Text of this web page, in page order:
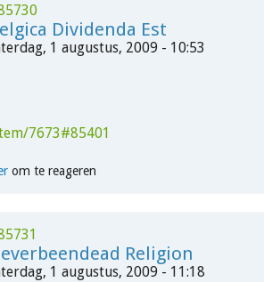
Dividenda Est
1 augustus, 2009 - 10:53
7673#85401
om te reageren
Religion
1 augustus, 2009 - 11:18